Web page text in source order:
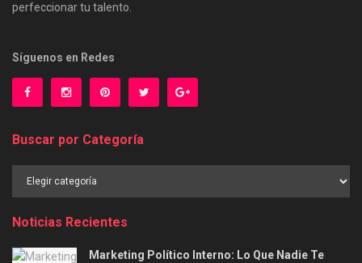
perfeccionar tu talento.
Síguenos en Redes
Buscar por Categoría
Buscar
Noticias Recientes
Marketing Político Interno: Lo Que Nadie Te